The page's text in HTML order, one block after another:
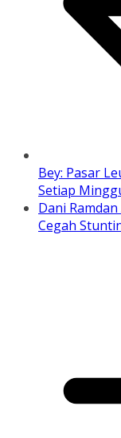
Bey: Pasar
Setiap
Dani
Cegah